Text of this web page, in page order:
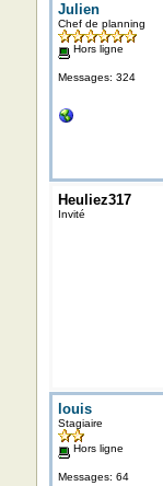
Julien
Chef de planning
Hors ligne
Messages: 324
Heuliez317
Invité
louis
Stagiaire
Hors ligne
Messages: 64